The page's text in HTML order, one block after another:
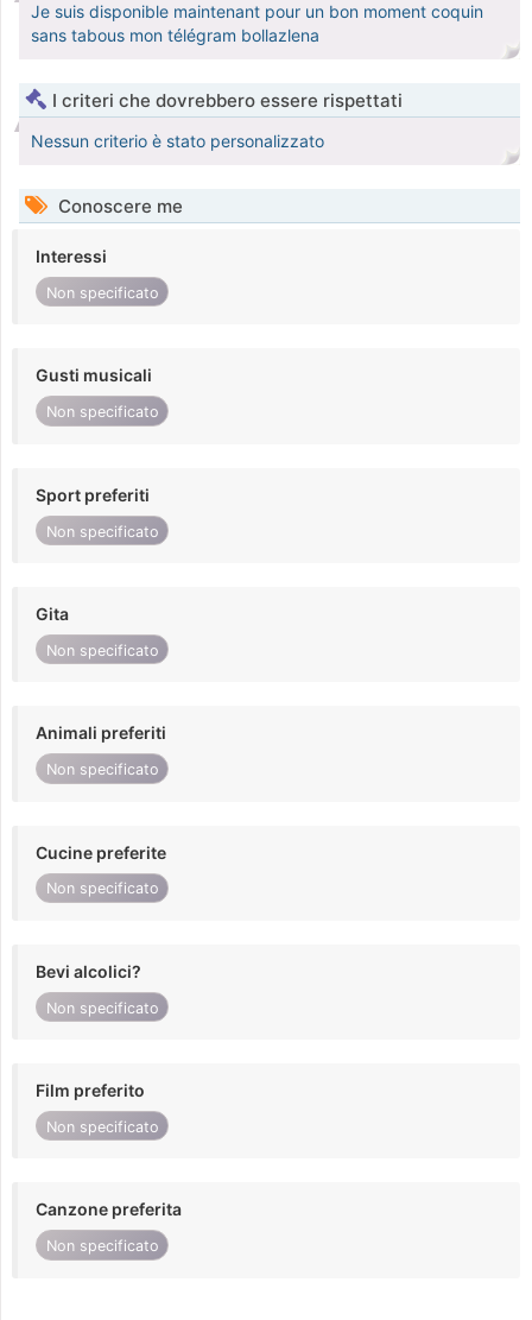
Je suis disponible maintenant pour un bon moment coquin
sans tabous mon télégram bollazlena
I criteri che dovrebbero essere rispettati
Nessun criterio è stato personalizzato
Conoscere me
Interessi
Non specificato
Gusti musicali
Non specificato
Sport preferiti
Non specificato
Gita
Non specificato
Animali preferiti
Non specificato
Cucine preferite
Non specificato
Bevi alcolici?
Non specificato
Film preferito
Non specificato
Canzone preferita
Non specificato